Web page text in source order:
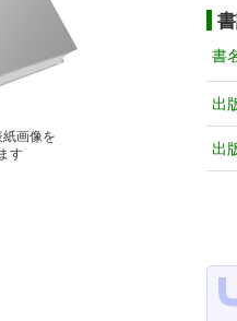
画像を
す
書
出
出